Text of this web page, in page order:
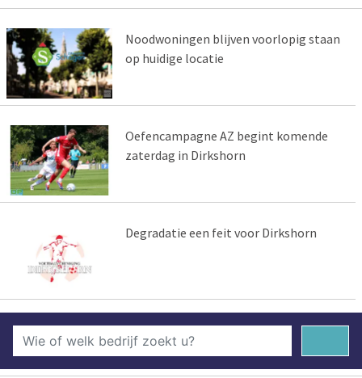
Noodwoningen blijven voorlopig staan
op huidige locatie
Oefencampagne AZ begint komende
zaterdag in Dirkshorn
Degradatie een feit voor Dirkshorn